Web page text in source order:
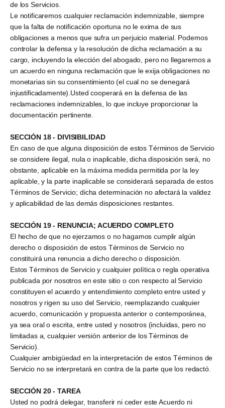
de los Servicios.
Le notificaremos cualquier reclamación indemnizable, siempre
que la falta de notificación oportuna no le exima de sus
obligaciones a menos que sufra un perjuicio material. Podemos
controlar la defensa y la resolución de dicha reclamación a su
cargo, incluyendo la elección del abogado, pero no llegaremos a
un acuerdo en ninguna reclamación que le exija obligaciones no
monetarias sin su consentimiento (el cual no se denegará
injustificadamente).Usted cooperará en la defensa de las
reclamaciones indemnizables, lo que incluye proporcionar la
documentación pertinente.
SECCIÓN 18 - DIVISIBILIDAD
En caso de que alguna disposición de estos Términos de Servicio
se considere ilegal, nula o inaplicable, dicha disposición será, no
obstante, aplicable en la máxima medida permitida por la ley
aplicable, y la parte inaplicable se considerará separada de estos
Términos de Servicio; dicha determinación no afectará la validez
y aplicabilidad de las demás disposiciones restantes.
SECCIÓN 19 - RENUNCIA; ACUERDO COMPLETO
El hecho de que no ejerzamos o no hagamos cumplir algún
derecho o disposición de estos Términos de Servicio no
constituirá una renuncia a dicho derecho o disposición.
Estos Términos de Servicio y cualquier política o regla operativa
publicada por nosotros en este sitio o con respecto al Servicio
constituyen el acuerdo y entendimiento completo entre usted y
nosotros y rigen su uso del Servicio, reemplazando cualquier
acuerdo, comunicación y propuesta anterior o contemporánea,
ya sea oral o escrita, entre usted y nosotros (incluidas, pero no
limitadas a, cualquier versión anterior de los Términos de
Servicio).
Cualquier ambigüedad en la interpretación de estos Términos de
Servicio no se interpretará en contra de la parte que los redactó.
SECCIÓN 20 - TAREA
Usted no podrá delegar, transferir ni ceder este Acuerdo ni